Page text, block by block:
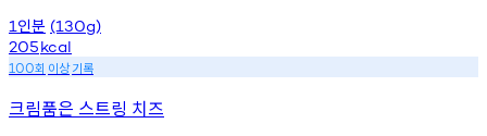
1 인분 (130g)
205kcal
100회 이상기록
크림품은 스트링 치즈